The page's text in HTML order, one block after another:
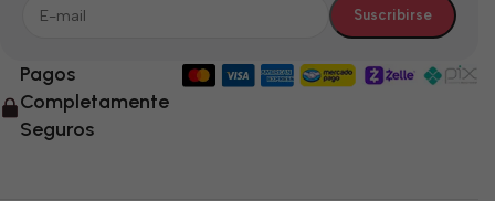
Pagos
Completamente
Seguros